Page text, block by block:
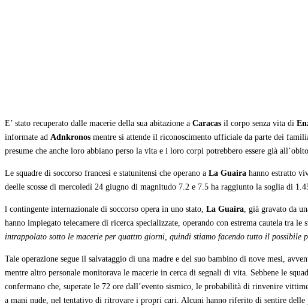
E’ stato recuperato dalle macerie della sua abitazione a Caracas il corpo senza vita di
informate ad Adnkronos mentre si attende il riconoscimento ufficiale da parte dei
presume che anche loro abbiano perso la vita e i loro corpi potrebbero essere già
Le squadre di soccorso francesi e statunitensi che operano a La Guaira hanno estratto
deelle scosse di mercoledì 24 giugno di magnitudo 7.2 e 7.5 ha raggiunto la soglia di
l contingente internazionale di soccorso opera in uno stato, La Guaira, già gravato da
hanno impiegato telecamere di ricerca specializzate, operando con estrema cautela tra
intrappolato sotto le macerie per quattro giorni, quindi stiamo facendo tutto il possibile
Tale operazione segue il salvataggio di una madre e del suo bambino di nove mesi,
mentre altro personale monitorava le macerie in cerca di segnali di vita. Sebbene le
confermano che, superate le 72 ore dall’evento sismico, le probabilità di rinvenire
a mani nude, nel tentativo di ritrovare i propri cari. Alcuni hanno riferito di sentire delle